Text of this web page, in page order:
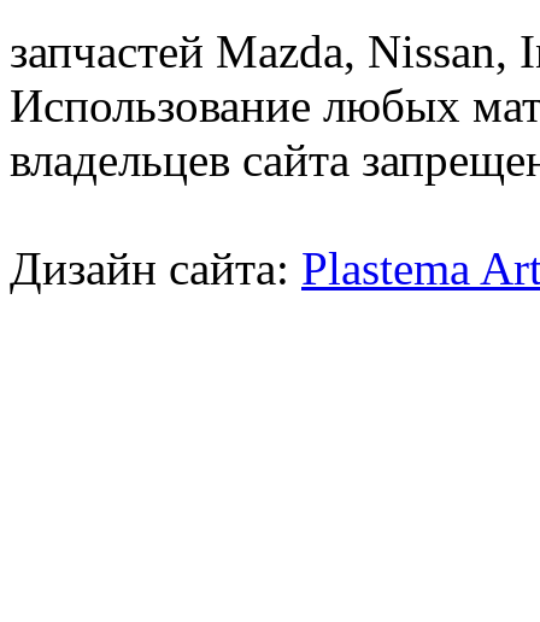
запчастей Mazda,
Использование любых
владельцев сайта
Дизайн сайта: Plastema